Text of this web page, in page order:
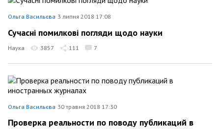
Ольга Васильєва 3 липня 2018 17:08
Сучасні помилкові погляди щодо науки
Наука 3857 111 7
Ольга Васильєва 30 травня 2018 17:30
Проверка реальности по поводу публикаций в